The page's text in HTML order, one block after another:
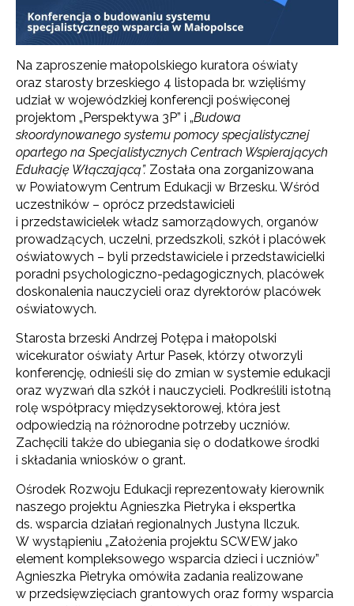
Na zaproszenie małopolskiego kuratora oświaty
oraz starosty brzeskiego 4 listopada br. wzięliśmy
udział w wojewódzkiej konferencji poświęconej
projektom „Perspektywa 3P” i „Budowa
skoordynowanego systemu pomocy specjalistycznej
opartego na Specjalistycznych Centrach Wspierających
Edukację Włączającą”. Została ona zorganizowana
w Powiatowym Centrum Edukacji w Brzesku. Wśród
uczestników – oprócz przedstawicieli
i przedstawicielek władz samorządowych, organów
prowadzących, uczelni, przedszkoli, szkół i placówek
oświatowych – byli przedstawiciele i przedstawicielki
poradni psychologiczno-pedagogicznych, placówek
doskonalenia nauczycieli oraz dyrektorów placówek
oświatowych.
Starosta brzeski Andrzej Potępa i małopolski
wicekurator oświaty Artur Pasek, którzy otworzyli
konferencję, odnieśli się do zmian w systemie edukacji
oraz wyzwań dla szkół i nauczycieli. Podkreślili istotną
rolę współpracy międzysektorowej, która jest
odpowiedzią na różnorodne potrzeby uczniów.
Zachęcili także do ubiegania się o dodatkowe środki
i składania wniosków o grant.
Ośrodek Rozwoju Edukacji reprezentowały kierownik
naszego projektu Agnieszka Pietryka i ekspertka
ds. wsparcia działań regionalnych Justyna Ilczuk.
W wystąpieniu „Założenia projektu SCWEW jako
element kompleksowego wsparcia dzieci i uczniów”
Agnieszka Pietryka omówiła zadania realizowane
w przedsięwzięciach grantowych oraz formy wsparcia